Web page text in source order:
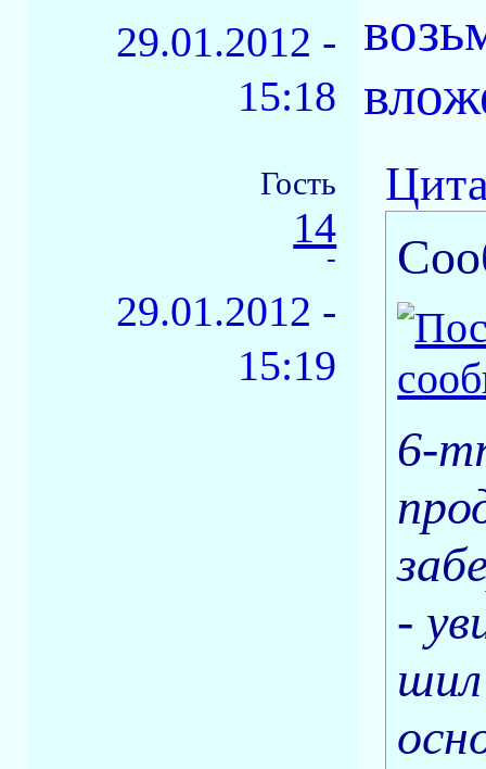
29.01.2012 -
15:18
Гость
14
-
29.01.2012 -
15:19
6-
-